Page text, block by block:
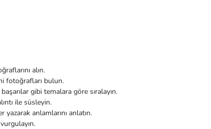
alın.
fotoğrafları bulun.
gibi temalara göre sıralayın.
ile süsleyin.
anlamlarını anlatın.